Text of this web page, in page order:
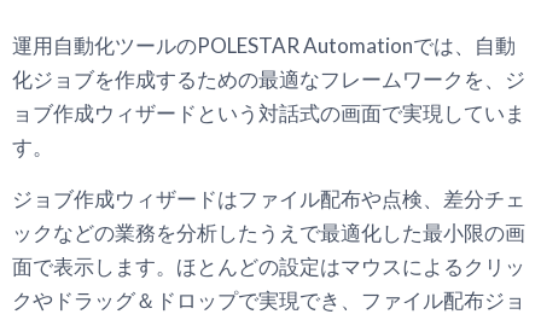
運用自動化ツールのPOLESTAR Automationでは、自動
化ジョブを作成するための最適なフレームワークを、ジ
ョブ作成ウィザードという対話式の画面で実現していま
す。
ジョブ作成ウィザードはファイル配布や点検、差分チェ
ックなどの業務を分析したうえで最適化した最小限の画
面で表示します。ほとんどの設定はマウスによるクリッ
クやドラッグ＆ドロップで実現でき、ファイル配布ジョ